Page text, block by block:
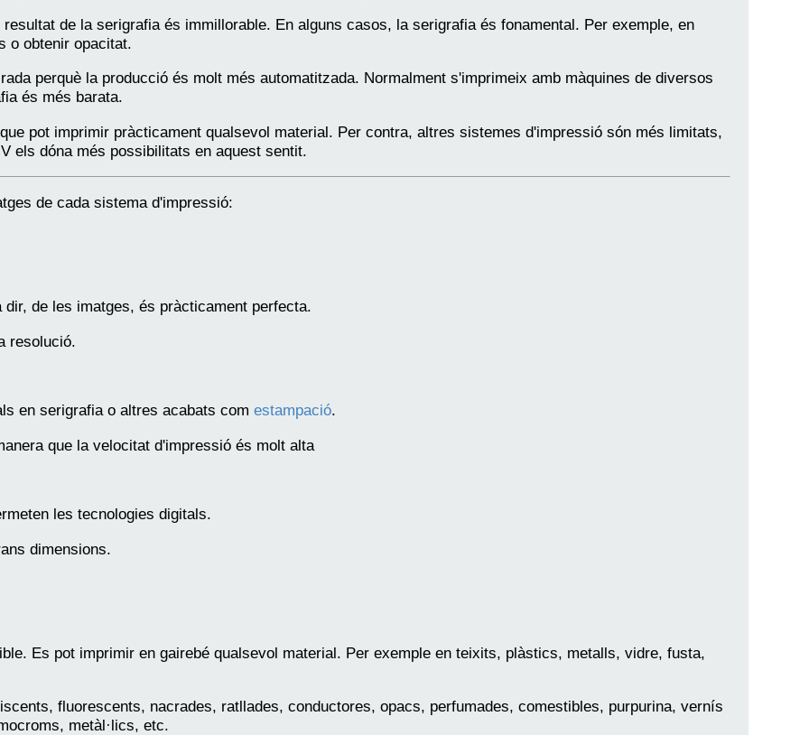
de la serigrafia és immillorable. En alguns casos, la serigrafia és fonamental. Per exemple, en
o obtenir opacitat.
perquè la producció és molt més automatitzada. Normalment s'imprimeix amb màquines de diversos
és més barata.
pot imprimir pràcticament qualsevol material. Per contra, altres sistemes d'impressió són més limitats,
els dóna més possibilitats en aquest sentit.
de cada sistema d'impressió:
de les imatges, és pràcticament perfecta.
resolució.
en serigrafia o altres acabats comestampació.
que la velocitat d'impressió és molt alta
les tecnologies digitals.
dimensions.
Es pot imprimir en gairebé qualsevol material. Per exemple en teixits, plàstics, metalls, vidre, fusta,
fluorescents, nacrades, ratllades, conductores, opacs, perfumades, comestibles, purpurina, vernís
metàl·lics, etc.